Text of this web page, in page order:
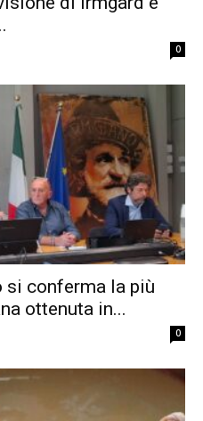
0
si conferma la più
ottenuta in...
0